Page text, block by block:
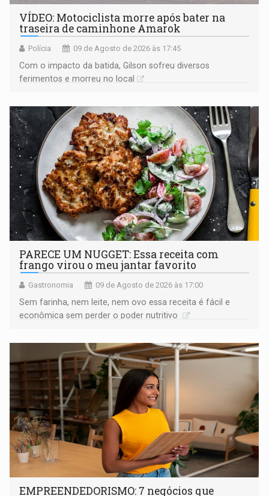
VÍDEO: Motociclista morre após bater na
traseira de caminhone Amarok
Polícia 09 de Agosto de 2026 às 17:45
​Com o impacto da batida, Gilson sofreu diversos
ferimentos e morreu no local
PARECE UM NUGGET: Essa receita com
frango virou o meu jantar favorito
Gastronomia 09 de Agosto de 2026 às 17:00
Sem farinha, nem leite, nem ovo essa receita é fácil e
econômica sem perder o poder nutritivo
EMPREENDEDORISMO: 7 negócios que